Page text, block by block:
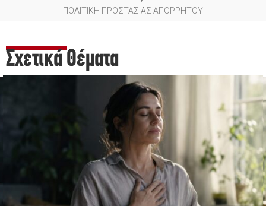
ΠΟΛΙΤΙΚΗ ΠΡΟΣΤΑΣΙΑΣ ΑΠΟΡΡΗΤΟΥ
Σχετικά Θέματα